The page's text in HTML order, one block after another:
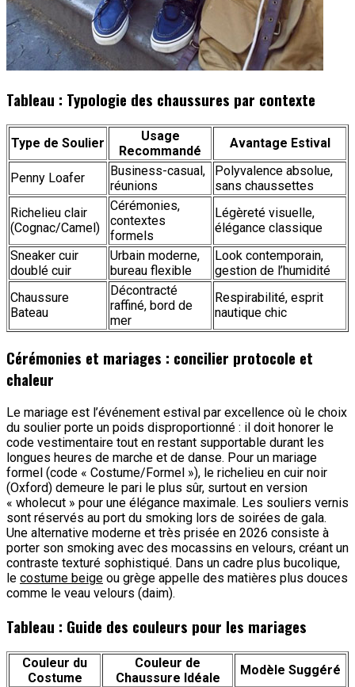
Tableau : Typologie des chaussures par contexte
Type de Soulier
Usage
Recommandé
Avantage Estival
Penny Loafer
Business-casual,
réunions
Polyvalence absolue,
sans chaussettes
Richelieu clair
(Cognac/Camel)
Cérémonies,
contextes
formels
Légèreté visuelle,
élégance classique
Sneaker cuir
doublé cuir
Urbain moderne,
bureau flexible
Look contemporain,
gestion de l’humidité
Chaussure
Bateau
Décontracté
raffiné, bord de
mer
Respirabilité, esprit
nautique chic
Cérémonies et mariages : concilier protocole et
chaleur
Le mariage est l’événement estival par excellence où le choix
du soulier porte un poids disproportionné : il doit honorer le
code vestimentaire tout en restant supportable durant les
longues heures de marche et de danse. Pour un mariage
formel (code « Costume/Formel »), le richelieu en cuir noir
(Oxford) demeure le pari le plus sûr, surtout en version
« wholecut » pour une élégance maximale. Les souliers vernis
sont réservés au port du smoking lors de soirées de gala.
Une alternative moderne et très prisée en 2026 consiste à
porter son smoking avec des mocassins en velours, créant un
contraste texturé sophistiqué. Dans un cadre plus bucolique,
le costume beige ou grège appelle des matières plus douces
comme le veau velours (daim).
Tableau : Guide des couleurs pour les mariages
Couleur du
Costume
Couleur de
Chaussure Idéale
Modèle Suggéré